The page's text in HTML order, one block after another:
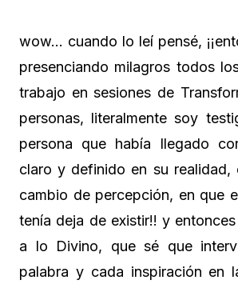
wow… cuando lo leí pensé,
presenciando milagros todos
trabajo en sesiones de
personas, literalmente soy
persona que había llegado
claro y definido en su realidad,
cambio de percepción, en que
tenía deja de existir!! y
a lo Divino, que sé que
palabra y cada inspiración en